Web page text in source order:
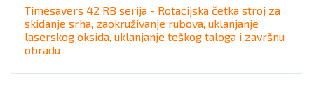
Timesavers 42 RB serija - Rotacijska četka stroj za
skidanje srha, zaokruživanje rubova, uklanjanje
laserskog oksida, uklanjanje teškog taloga i završnu
obradu